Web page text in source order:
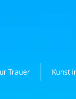
Trauer Kunst